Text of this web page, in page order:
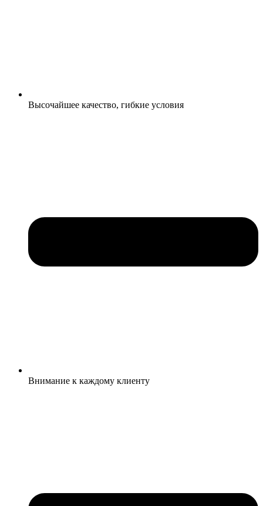
Высочайшее качество, гибкие условия
Внимание к каждому клиенту